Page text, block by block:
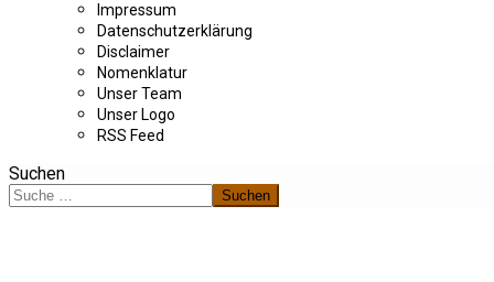
Impressum
Datenschutzerklärung
Disclaimer
Nomenklatur
Unser Team
Unser Logo
RSS Feed
Suchen
Suchen